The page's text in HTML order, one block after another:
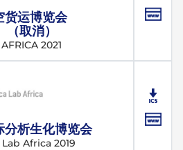
货运博览会
（取消）
2021
分析生化博览会
Africa 2019